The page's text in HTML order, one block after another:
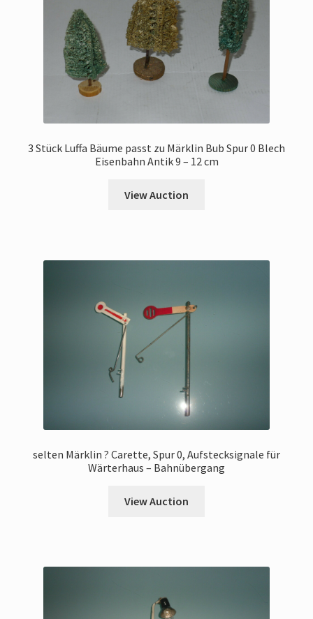
3 Stück Luffa Bäume passt zu Märklin Bub Spur 0 Blech
Eisenbahn Antik 9 – 12 cm
View Auction
selten Märklin ? Carette, Spur 0, Aufstecksignale für
Wärterhaus – Bahnübergang
View Auction